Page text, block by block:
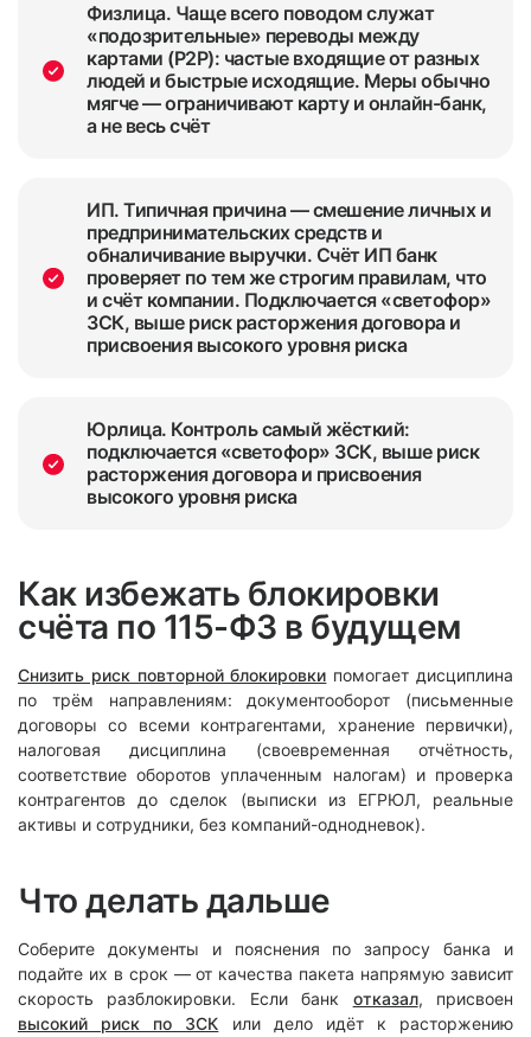
Физлица. Чаще всего поводом служат
«подозрительные» переводы между
картами (P2P): частые входящие от разных
людей и быстрые исходящие. Меры обычно
мягче — ограничивают карту и онлайн-банк,
а не весь счёт
ИП. Типичная причина — смешение личных и
предпринимательских средств и
обналичивание выручки. Счёт ИП банк
проверяет по тем же строгим правилам, что
и счёт компании. Подключается «светофор»
ЗСК, выше риск расторжения договора и
присвоения высокого уровня риска
Юрлица. Контроль самый жёсткий:
подключается «светофор» ЗСК, выше риск
расторжения договора и присвоения
высокого уровня риска
Как избежать блокировки
счёта по 115-ФЗ в будущем
Снизить риск повторной блокировки помогает дисциплина
по трём направлениям: документооборот (письменные
договоры со всеми контрагентами, хранение первички),
налоговая дисциплина (своевременная отчётность,
соответствие оборотов уплаченным налогам) и проверка
контрагентов до сделок (выписки из ЕГРЮЛ, реальные
активы и сотрудники, без компаний-однодневок).
Что делать дальше
Соберите документы и пояснения по запросу банка и
подайте их в срок — от качества пакета напрямую зависит
скорость разблокировки. Если банк отказал, присвоен
высокий риск по ЗСК или дело идёт к расторжению